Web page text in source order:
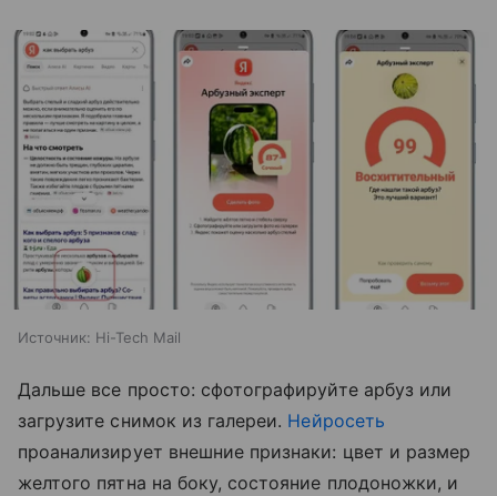
Источник: Hi-Tech Mail
Дальше все просто: сфотографируйте арбуз или
загрузите снимок из галереи. Нейросеть
проанализирует внешние признаки: цвет и размер
желтого пятна на боку, состояние плодоножки, и